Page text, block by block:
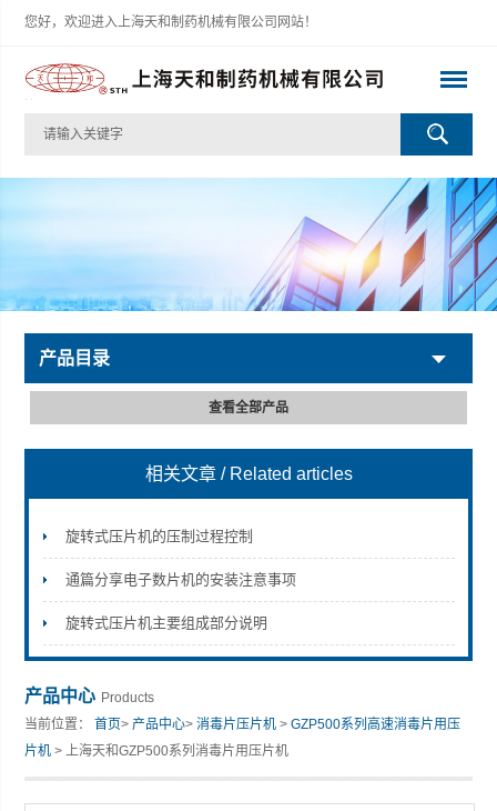
您好，欢迎进入上海天和制药机械有限公司网站！
上海天和制药机械有限公司
产品目录
查看全部产品
相关文章 / Related articles
旋转式压片机的压制过程控制
通篇分享电子数片机的安装注意事项
旋转式压片机主要组成部分说明
产品中心 Products
当前位置：首页>产品中心>消毒片压片机 >GZP500系列高速消毒片用压
片机 > 上海天和GZP500系列消毒片用压片机